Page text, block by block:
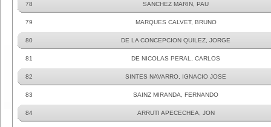
78 SANCHEZ MARIN, PAU
79 MARQUES CALVET, BRUNO
80 DE LA CONCEPCION QUILEZ, JORGE
81 DE NICOLAS PERAL, CARLOS
82 SINTES NAVARRO, IGNACIO JOSE
83 SAINZ MIRANDA, FERNANDO
84 ARRUTI APECECHEA, JON